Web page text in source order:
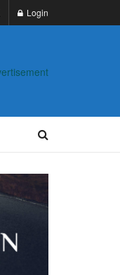
Login